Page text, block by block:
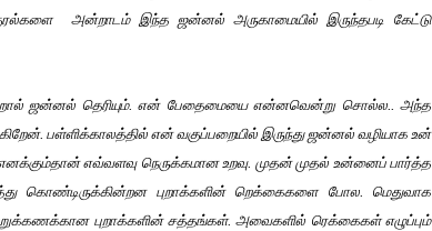
அன்றாடம் இந்த ஜன்னல் அருகாமையில் இருந்தபடி கேட்டு
ஜன்னல் தெரியும். என் பேதைமையை என்னவென்று சொல்ல.. அந்த
பள்ளிக்காலத்தில் என் வகுப்பறையில் இருந்து ஜன்னல் வழியாக உன்
எவ்வளவு நெருக்கமான உறவு. முதன் முதல் உன்னைப் பார்த்த
கொண்டிருக்கின்றன புறாக்களின் றெக்கைகளை போல. மெதுவாக
புறாக்களின் சத்தங்கள். அவைகளில் ரெக்கைகள் எழுப்பும்